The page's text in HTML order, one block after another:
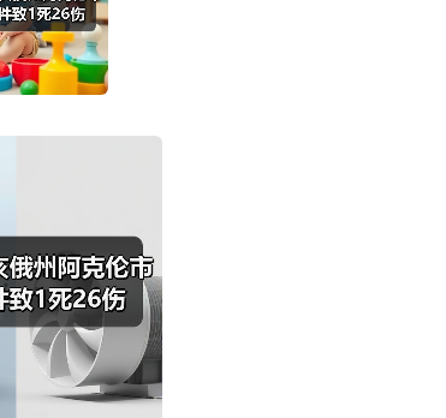
国际观察丨非洲国家为何要求西方驻军撤
离
启芯新知日报